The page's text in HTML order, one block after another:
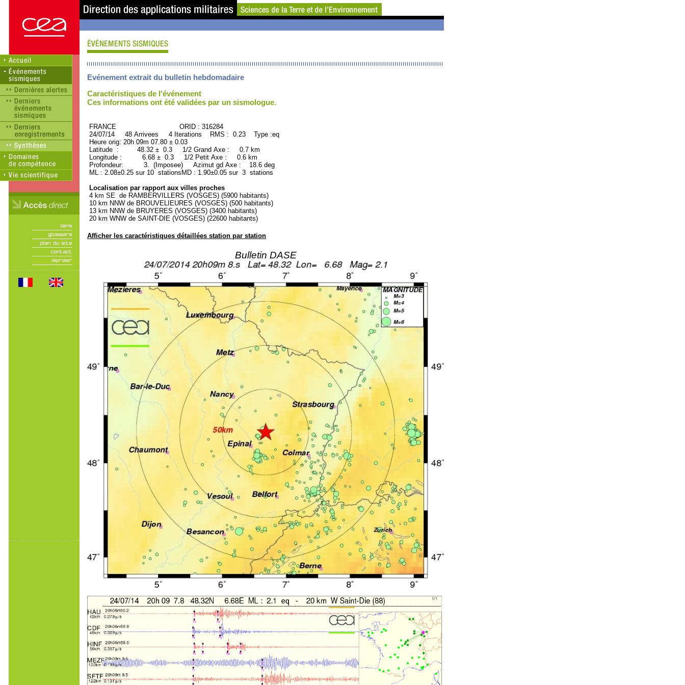
Evénement extrait du bulletin hebdomadaire
Caractéristiques de l'événement
Ces informations ont été validées par un sismologue.
FRANCE ORID : 316284
24/07/14 48 Arrivees 4 Iterations RMS : 0.23 Type :eq
Heure orig: 20h 09m 07.80 ± 0.03
Latitude : 48.32 ± 0.3 1/2 Grand Axe : 0.7 km
Longitude : 6.68 ± 0.3 1/2 Petit Axe : 0.6 km
Profondeur: 3. (Imposee) Azimut gd Axe : 18.6 deg
ML : 2.08±0.25 sur 10 stationsMD : 1.90±0.05 sur 3 stations
Localisation par rapport aux villes proches
4 km SE de RAMBERVILLERS (VOSGES) (5900 habitants)
10 km NNW de BROUVELIEURES (VOSGES) (500 habitants)
13 km NNW de BRUYERES (VOSGES) (3400 habitants)
20 km WNW de SAINT-DIE (VOSGES) (22600 habitants)
Afficher les caractéristiques détaillées station par station
Bulletin DASE